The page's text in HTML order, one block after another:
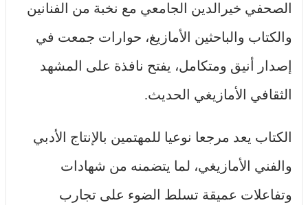
الصحفي خيرالدين الجامعي مع نخبة من الفنانين
والكتاب والباحثين الأمازيغ، حوارات جمعت في
إصدار أنيق ومتكامل، يفتح نافذة على المشهد
الثقافي الأمازيغي الحديث.
الكتاب يعد مرجعا نوعيا للمهتمين بالإنتاج الأدبي
والفني الأمازيغي، لما يتضمنه من شهادات
وتفاعلات عميقة تسلط الضوء على تجارب